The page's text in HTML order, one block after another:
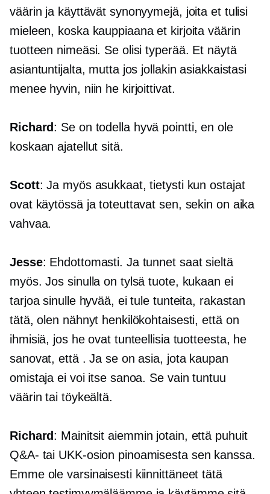
väärin ja käyttävät synonyymejä, joita et tulisi
mieleen, koska kauppiaana et kirjoita väärin
tuotteen nimeäsi. Se olisi typerää. Et näytä
asiantuntijalta, mutta jos jollakin asiakkaistasi
menee hyvin, niin he kirjoittivat.
Richard: Se on todella hyvä pointti, en ole
koskaan ajatellut sitä.
Scott: Ja myös asukkaat, tietysti kun ostajat
ovat käytössä ja toteuttavat sen, sekin on aika
vahvaa.
Jesse: Ehdottomasti. Ja tunnet saat sieltä
myös. Jos sinulla on tylsä ​​tuote, kukaan ei
tarjoa sinulle hyvää, ei tule tunteita, rakastan
tätä, olen nähnyt henkilökohtaisesti, että on
ihmisiä, jos he ovat tunteellisia tuotteesta, he
sanovat, että . Ja se on asia, jota kaupan
omistaja ei voi itse sanoa. Se vain tuntuu
väärin tai töykeältä.
Richard: Mainitsit aiemmin jotain, että puhuit
Q&A- tai UKK-osion pinoamisesta sen kanssa.
Emme ole varsinaisesti kiinnittäneet tätä